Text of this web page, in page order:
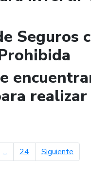
Seguros
... 24 Siguiente